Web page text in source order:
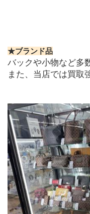
★ブランド品
バックや小物など多
また、当店では買取